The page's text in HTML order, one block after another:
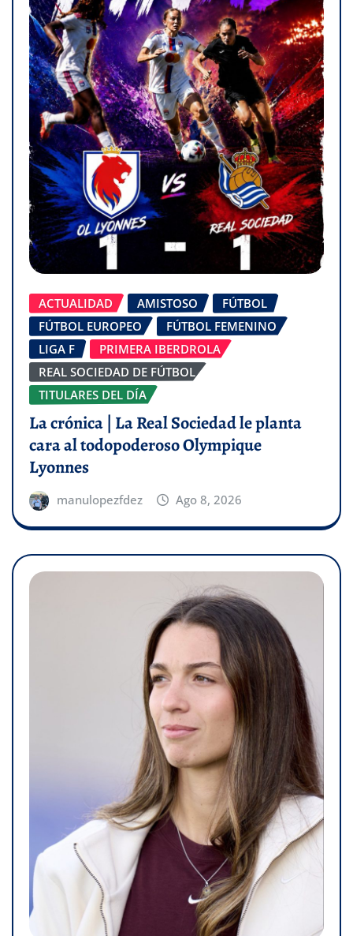
ACTUALIDAD AMISTOSO
FÚTBOL
FÚTBOL EUROPEO
FÚTBOL FEMENINO
LIGA F
PRIMERA IBERDROLA
REAL SOCIEDAD DE FÚTBOL
TITULARES DEL DÍA
La crónica | La Real Sociedad le planta
cara al todopoderoso Olympique
Lyonnes
manulopezfdez Ago 8, 2026